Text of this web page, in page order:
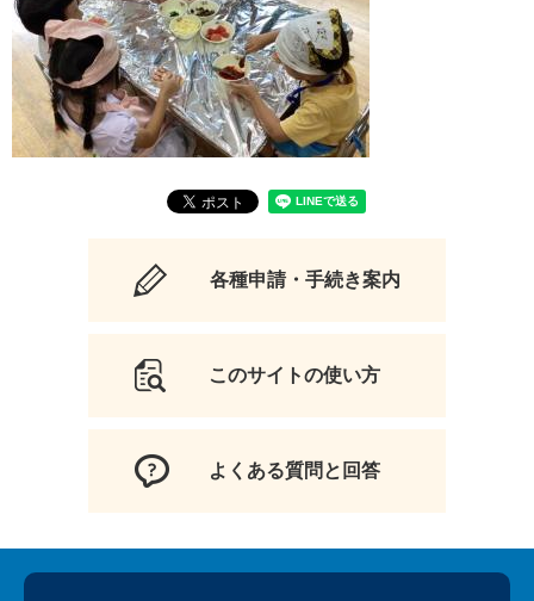
各種申請・手続き案内
このサイトの使い方
よくある質問と回答